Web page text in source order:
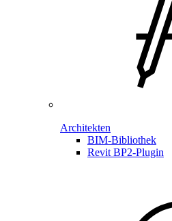
Architekten
BIM-Bibliothek
Revit BP2-Plugin